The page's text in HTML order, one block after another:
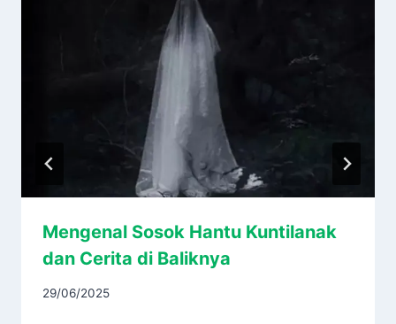
Mengenal Sosok Hantu Kuntilanak
dan Cerita di Baliknya
29/06/2025